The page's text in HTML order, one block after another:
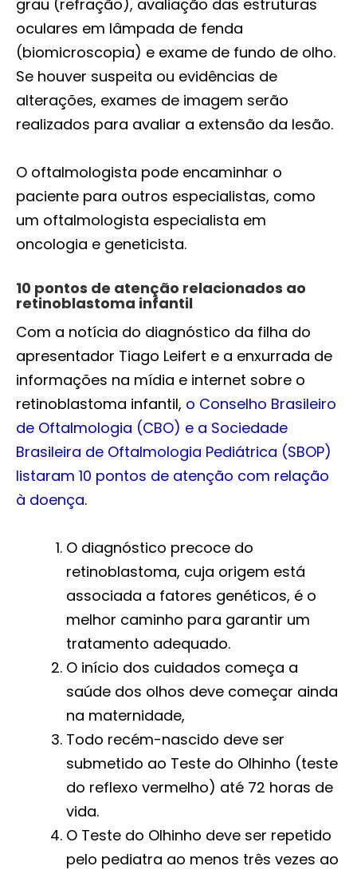
grau (refração), avaliação das estruturas
oculares em lâmpada de fenda
(biomicroscopia) e exame de fundo de olho.
Se houver suspeita ou evidências de
alterações, exames de imagem serão
realizados para avaliar a extensão da lesão.
O oftalmologista pode encaminhar o
paciente para outros especialistas, como
um oftalmologista especialista em
oncologia e geneticista.
10 pontos de atenção relacionados ao
retinoblastoma infantil
Com a notícia do diagnóstico da filha do
apresentador Tiago Leifert e a enxurrada de
informações na mídia e internet sobre o
retinoblastoma infantil, o Conselho Brasileiro
de Oftalmologia (CBO) e a Sociedade
Brasileira de Oftalmologia Pediátrica (SBOP)
listaram 10 pontos de atenção com relação
à doença.
O diagnóstico precoce do
retinoblastoma, cuja origem está
associada a fatores genéticos, é o
melhor caminho para garantir um
tratamento adequado.
O início dos cuidados começa a
saúde dos olhos deve começar ainda
na maternidade,
Todo recém-nascido deve ser
submetido ao Teste do Olhinho (teste
do reflexo vermelho) até 72 horas de
vida.
O Teste do Olhinho deve ser repetido
pelo pediatra ao menos três vezes ao